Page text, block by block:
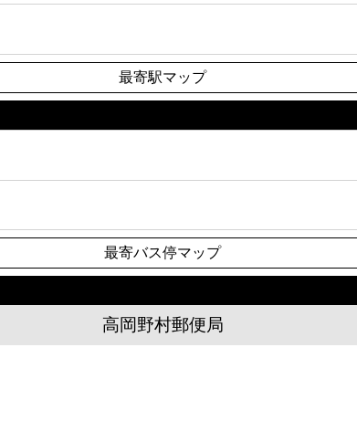
最寄駅マップ
最寄バス停マップ
高岡野村郵便局